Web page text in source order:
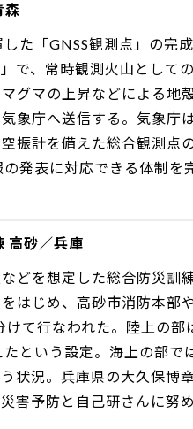
森
た「GNSS観測点」の完
で、常時観測火山として
グマの上昇などによる地
象庁へ送信する。気象庁
振計を備えた総合観測点
発表に対応できる体制を
高砂／兵庫
どを想定した総合防災訓
はじめ、高砂市消防本部
て行なわれた。陸上の部
という設定。海上の部で
状況。兵庫県の大久保博
害予防と自己研さんに努